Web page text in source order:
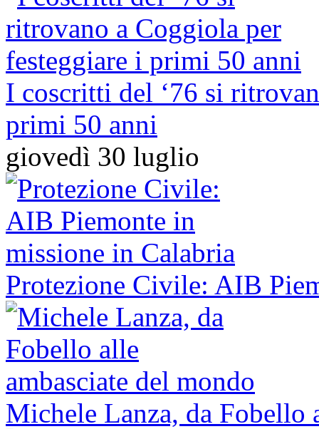
I coscritti del ‘76 si
primi 50 anni
giovedì 30 luglio
Protezione Civile: AIB
Michele Lanza, da Fobello